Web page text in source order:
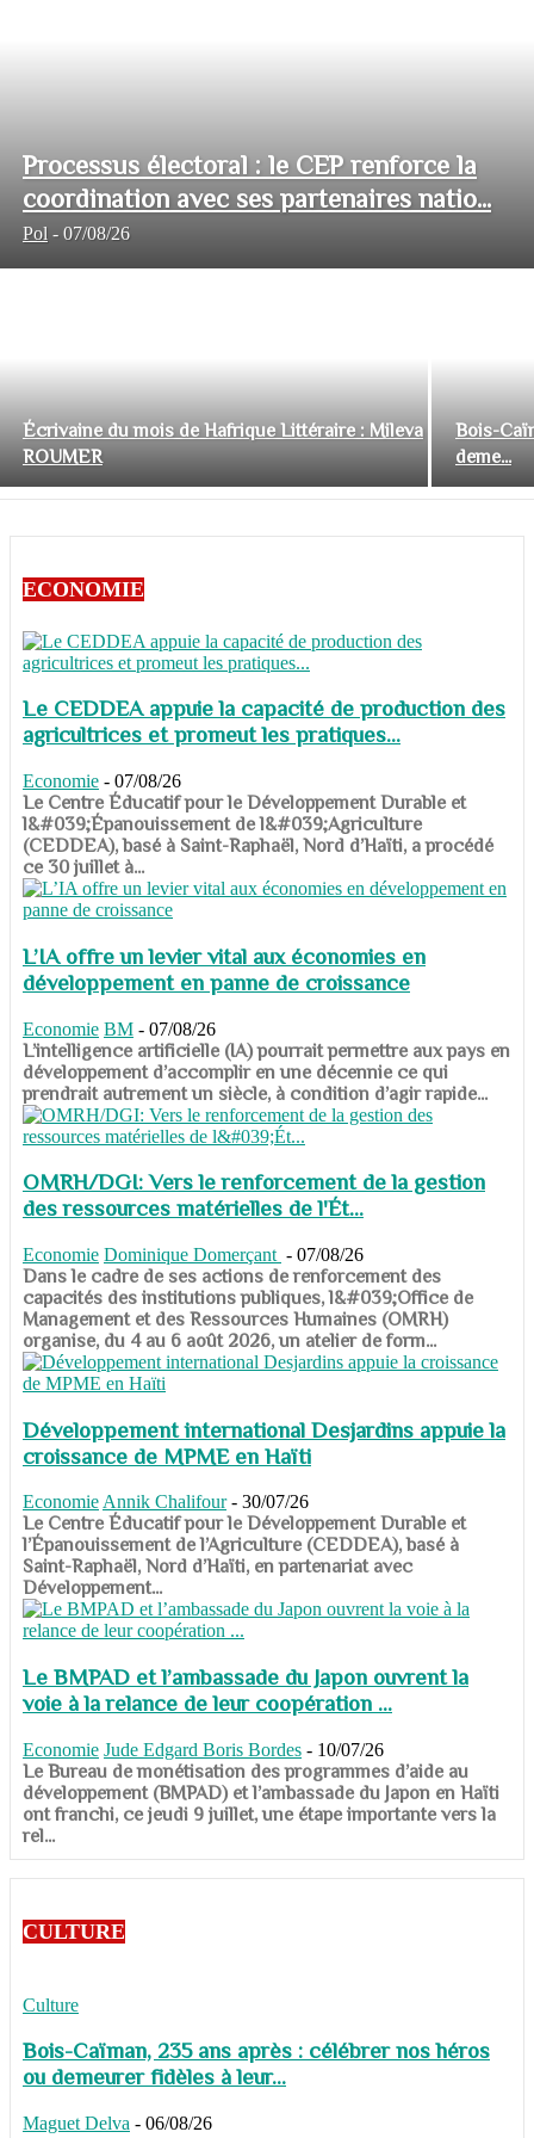
Processus électoral : le CEP renforce la
coordination avec ses partenaires natio...
Pol - 07/08/26
Écrivaine du mois de Hafrique Littéraire : Mileva
ROUMER
Bois-
deme...
ECONOMIE
Le CEDDEA appuie la capacité de production des
agricultrices et promeut les pratiques...
Economie - 07/08/26
​​​​​​​Le Centre Éducatif pour le Développement Durable et
l&#039;Épanouissement de l&#039;Agriculture
(CEDDEA), basé à Saint-Raphaël, Nord d’Haïti, a procédé
ce 30 juillet à...
L’IA offre un levier vital aux économies en
développement en panne de croissance
Economie BM - 07/08/26
​​​​​​​L’intelligence artificielle (IA) pourrait permettre aux pays en
développement d’accomplir en une décennie ce qui
prendrait autrement un siècle, à condition d’agir rapide...
OMRH/DGI: Vers le renforcement de la gestion
des ressources matérielles de l'Ét...
Economie Dominique Domerçant - 07/08/26
Dans le cadre de ses actions de renforcement des
capacités des institutions publiques, l&#039;Office de
Management et des Ressources Humaines (OMRH)
organise, du 4 au 6 août 2026, un atelier de form...
Développement international Desjardins appuie la
croissance de MPME en Haïti
Economie Annik Chalifour - 30/07/26
​​​​​​​Le Centre Éducatif pour le Développement Durable et
l’Épanouissement de l’Agriculture (CEDDEA), basé à
Saint-Raphaël, Nord d’Haïti, en partenariat avec
Développement...
Le BMPAD et l’ambassade du Japon ouvrent la
voie à la relance de leur coopération ...
Economie Jude Edgard Boris Bordes - 10/07/26
​​​​​​​Le Bureau de monétisation des programmes d’aide au
développement (BMPAD) et l’ambassade du Japon en Haïti
ont franchi, ce jeudi 9 juillet, une étape importante vers la
rel...
CULTURE
Culture
Bois-Caïman, 235 ans après : célébrer nos héros
ou demeurer fidèles à leur...
Maguet Delva - 06/08/26